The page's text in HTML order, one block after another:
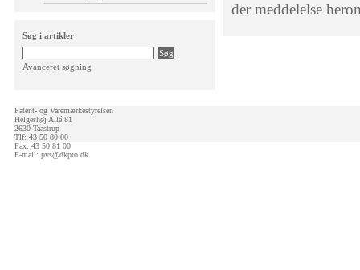
Søg i artikler
Avanceret søgning
der meddelelse
Patent- og Varemærkestyrelsen
Helgeshøj Allé 81
2630 Taastrup
Tlf: 43 50 80 00
Fax: 43 50 81 00
E-mail: pvs@dkpto.dk